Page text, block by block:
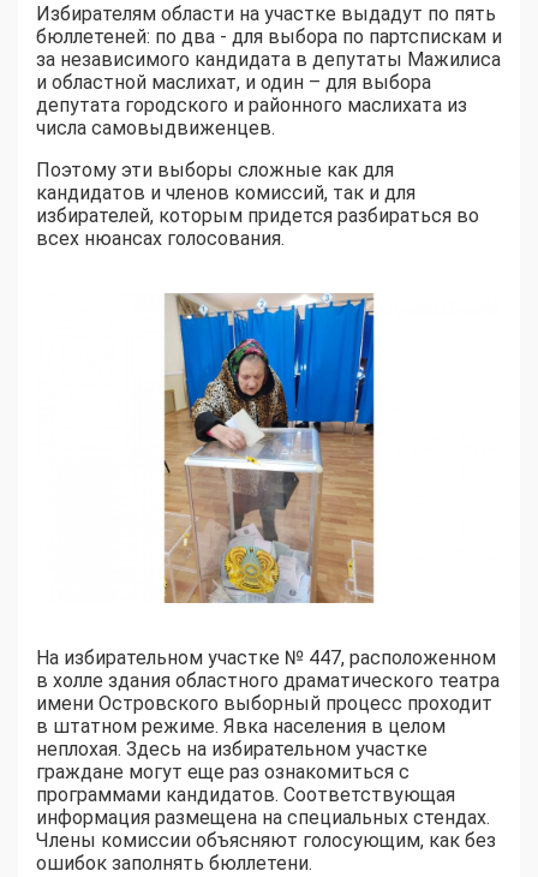
Избирателям области на участке выдадут по пять
бюллетеней: по два - для выбора по партспискам и
за независимого кандидата в депутаты Мажилиса
и областной маслихат, и один – для выбора
депутата городского и районного маслихата из
числа самовыдвиженцев.
Поэтому эти выборы сложные как для
кандидатов и членов комиссий, так и для
избирателей, которым придется разбираться во
всех нюансах голосования.
На избирательном участке № 447, расположенном
в холле здания областного драматического театра
имени Островского выборный процесс проходит
в штатном режиме. Явка населения в целом
неплохая. Здесь на избирательном участке
граждане могут еще раз ознакомиться с
программами кандидатов. Соответствующая
информация размещена на специальных стендах.
Члены комиссии объясняют голосующим, как без
ошибок заполнять бюллетени.